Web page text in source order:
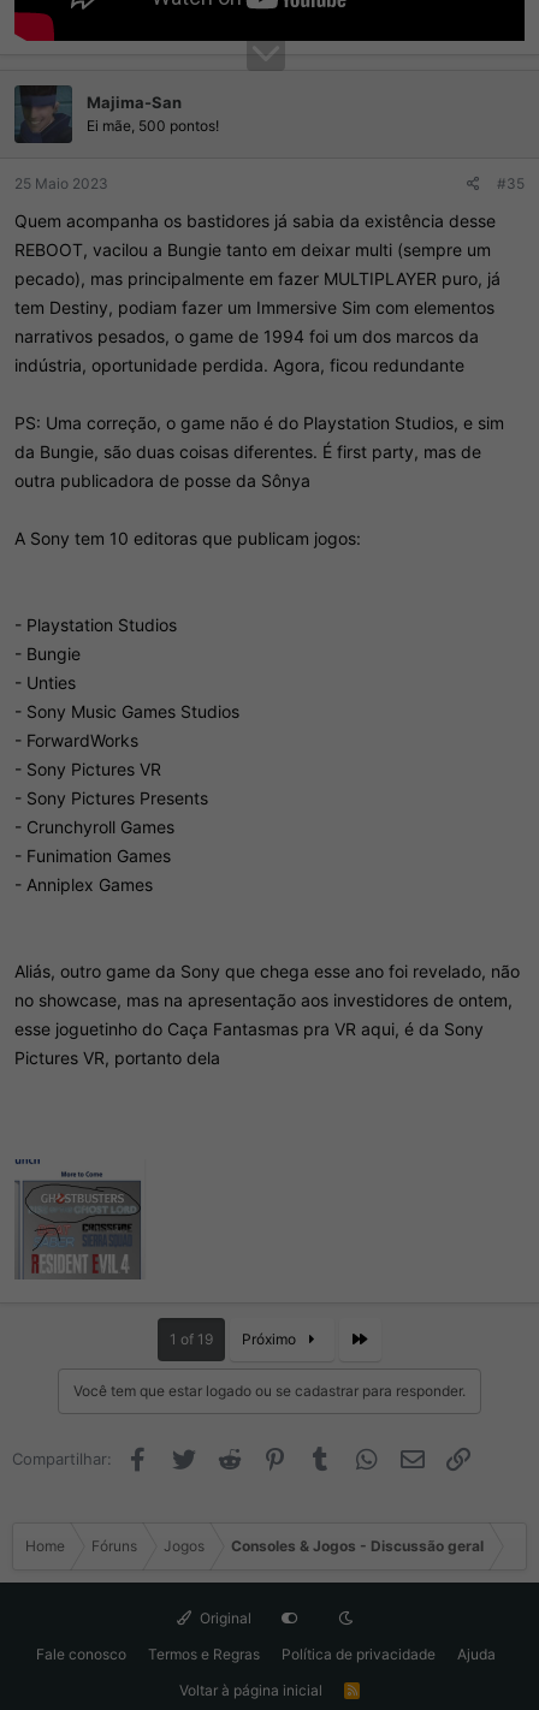
Majima-San
Ei mãe, 500 pontos!
25 Maio 2023 #35
Quem acompanha os bastidores já sabia da existência desse
REBOOT, vacilou a Bungie tanto em deixar multi (sempre um
pecado), mas principalmente em fazer MULTIPLAYER puro, já
tem Destiny, podiam fazer um Immersive Sim com elementos
narrativos pesados, o game de 1994 foi um dos marcos da
indústria, oportunidade perdida. Agora, ficou redundante
PS: Uma correção, o game não é do Playstation Studios, e sim
da Bungie, são duas coisas diferentes. É first party, mas de
outra publicadora de posse da Sônya
A Sony tem 10 editoras que publicam jogos:
- Playstation Studios
- Bungie
- Unties
- Sony Music Games Studios
- ForwardWorks
- Sony Pictures VR
- Sony Pictures Presents
- Crunchyroll Games
- Funimation Games
- Anniplex Games
Aliás, outro game da Sony que chega esse ano foi revelado, não
no showcase, mas na apresentação aos investidores de ontem,
esse joguetinho do Caça Fantasmas pra VR aqui, é da Sony
Pictures VR, portanto dela
1 of 19 Próximo Last
Você tem que estar logado ou se cadastrar para responder.
Compartilhar: FacebookTwitter Reddit PinterestTumblr WhatsApp
Email
Home Fóruns Jogos Consoles & Jogos - Discussão geral
Original
Fale conosco
Termos e Regras Política de privacidade
Ajuda
Voltar à página inicial
R